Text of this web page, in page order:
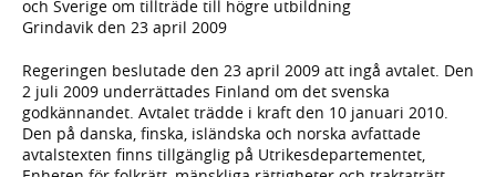
och Sverige om tillträde till högre utbildning
Grindavik den 23 april 2009
Regeringen beslutade den 23 april 2009 att ingå avtalet. Den
2 juli 2009 underrättades Finland om det svenska
godkännandet. Avtalet trädde i kraft den 10 januari 2010.
Den på danska, finska, isländska och norska avfattade
avtalstexten finns tillgänglig på Utrikesdepartementet,